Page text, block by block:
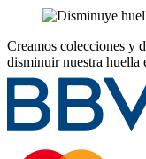
Creamos colecciones y
disminuir nuestra huella